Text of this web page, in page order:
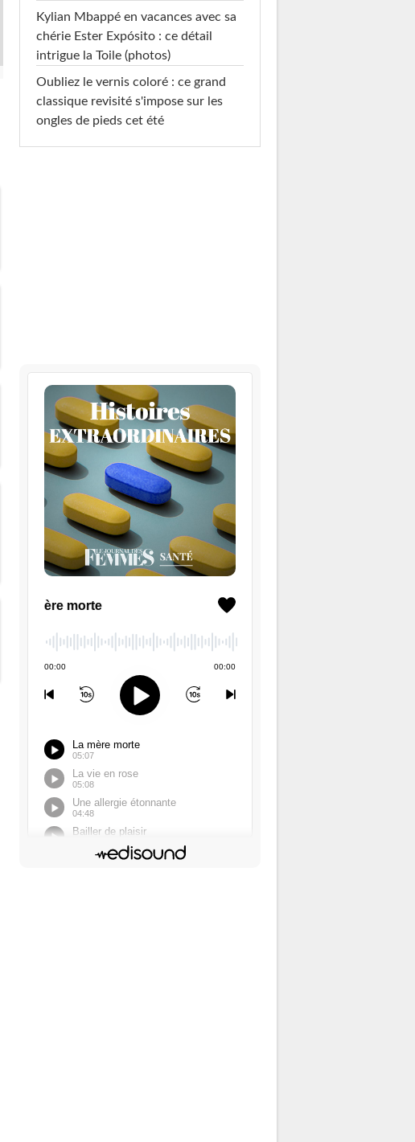
Kylian Mbappé en vacances avec sa
chérie Ester Expósito : ce détail
intrigue la Toile (photos)
Oubliez le vernis coloré : ce grand
classique revisité s'impose sur les
ongles de pieds cet été